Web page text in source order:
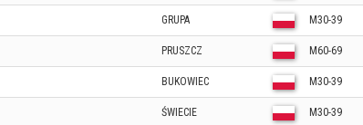
GRUPA M30-39
PRUSZCZ M60-69
BUKOWIEC M30-39
ŚWIECIE M30-39